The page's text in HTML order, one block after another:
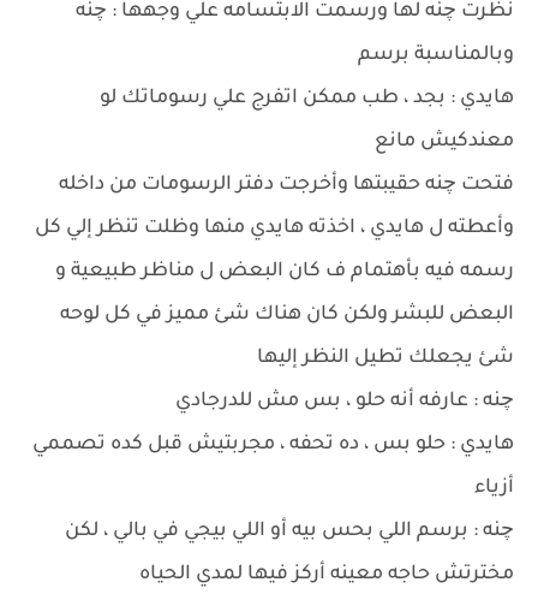
نظرت چنه لها ورسمت الابتسامه علي وجهها : چنه
وبالمناسبة برسم
هايدي : بجد ، طب ممكن اتفرج علي رسوماتك لو
معندكيش مانع
فتحت چنه حقيبتها وأخرجت دفتر الرسومات من داخله
وأعطته ل هايدي ، اخذته هايدي منها وظلت تنظر إلي كل
رسمه فيه بأهتمام ف كان البعض ل مناظر طبيعية و
البعض للبشر ولكن كان هناك شئ مميز في كل لوحه
شئ يجعلك تطيل النظر إليها
چنه : عارفه أنه حلو ، بس مش للدرجادي
هايدي : حلو بس ، ده تحفه ، مجربتيش قبل كده تصممي
أزياء
چنه : برسم اللي بحس بيه أو اللي بيجي في بالي ، لكن
مخترتش حاجه معينه أركز فيها لمدي الحياه